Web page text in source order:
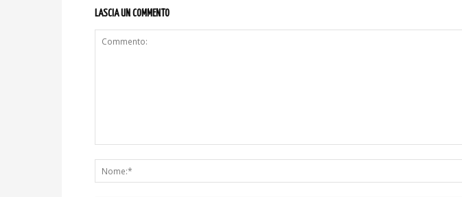
LASCIA UN COMMENTO